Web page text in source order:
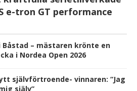
e-tron GT performance
– mästaren krönte en
i Nordea Open 2026
självförtroende- vinnaren: “Jag
själv”